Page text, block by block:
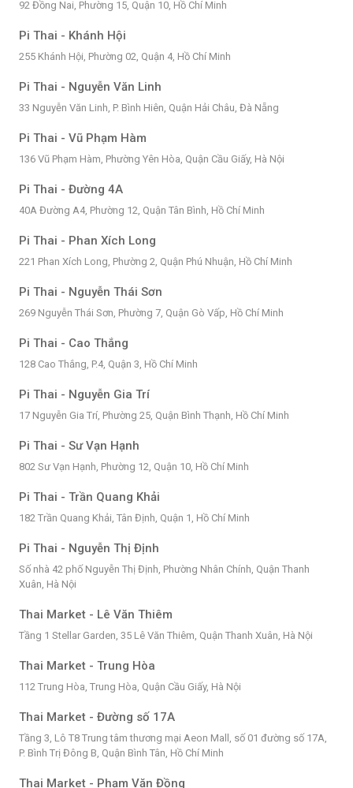
92 Đồng Nai, Phường 15, Quận 10, Hồ Chí Minh
Pi Thai - Khánh Hội
255 Khánh Hội, Phường 02, Quận 4, Hồ Chí Minh
Pi Thai - Nguyễn Văn Linh
33 Nguyễn Văn Linh, P. Bình Hiên, Quận Hải Châu, Đà Nẵng
Pi Thai - Vũ Phạm Hàm
136 Vũ Phạm Hàm, Phường Yên Hòa, Quận Cầu Giấy, Hà Nội
Pi Thai - Đường 4A
40A Đường A4, Phường 12, Quận Tân Bình, Hồ Chí Minh
Pi Thai - Phan Xích Long
221 Phan Xích Long, Phường 2, Quận Phú Nhuận, Hồ Chí Minh
Pi Thai - Nguyễn Thái Sơn
269 Nguyễn Thái Sơn, Phường 7, Quận Gò Vấp, Hồ Chí Minh
Pi Thai - Cao Thắng
128 Cao Thắng, P.4, Quận 3, Hồ Chí Minh
Pi Thai - Nguyễn Gia Trí
17 Nguyễn Gia Trí, Phường 25, Quận Bình Thạnh, Hồ Chí Minh
Pi Thai - Sư Vạn Hạnh
802 Sư Vạn Hạnh, Phường 12, Quận 10, Hồ Chí Minh
Pi Thai - Trần Quang Khải
182 Trần Quang Khải, Tân Định, Quận 1, Hồ Chí Minh
Pi Thai - Nguyễn Thị Định
Số nhà 42 phố Nguyễn Thị Định, Phường Nhân Chính, Quận Thanh
Xuân, Hà Nội
Thai Market - Lê Văn Thiêm
Tầng 1 Stellar Garden, 35 Lê Văn Thiêm, Quận Thanh Xuân, Hà Nội
Thai Market - Trung Hòa
112 Trung Hòa, Trung Hòa, Quận Cầu Giấy, Hà Nội
Thai Market - Đường số 17A
Tầng 3, Lô T8 Trung tâm thương mại Aeon Mall, số 01 đường số 17A,
P. Bình Trị Đông B, Quận Bình Tân, Hồ Chí Minh
Thai Market - Phạm Văn Đồng